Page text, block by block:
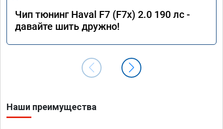
Чип тюнинг Haval F7 (F7x) 2.0 190 лс -
давайте шить дружно!
Наши преимущества